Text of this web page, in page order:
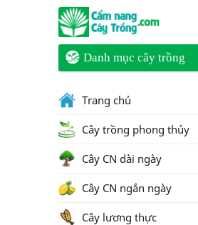
Danh mục cây trồng
Trang chủ
Cây trồng phong thủy
Cây CN dài ngày
Cây CN ngắn ngày
Cây lương thực